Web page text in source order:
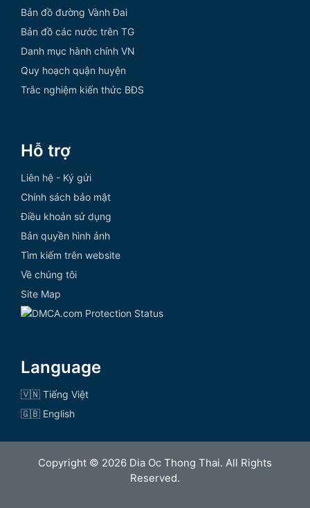
Bản đồ đường Vành Đai
Bản đồ các nước trên TG
Danh mục hành chính VN
Quy hoạch quận huyện
Trắc nghiệm kiến thức BĐS
Hỗ trợ
Liên hệ - Ký gửi
Chính sách bảo mật
Điều khoản sử dụng
Bản quyền hình ảnh
Tìm kiếm trên website
Về chúng tôi
Site Map
Language
🇻🇳 Tiếng Việt
🇬🇧 English
Copyright © 2026 Dia Oc Thong Thai. All Rights
Reserved.